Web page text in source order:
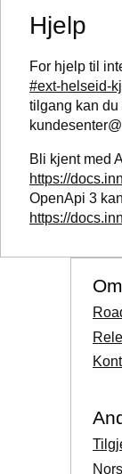
Hjelp
For hjelp til
#ext-helseid-
tilgang kan du
Bli kjent med
https://
OpenApi 3
https://